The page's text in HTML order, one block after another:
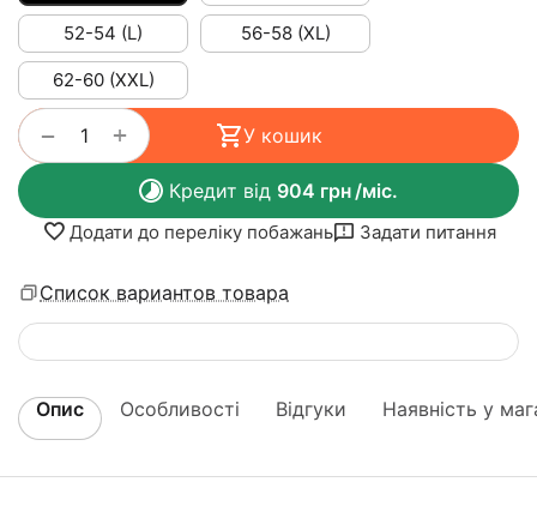
52-54 (L) 56-58 (XL)
62-60 (XXL)
+
− У кошик
Кредит від 904 грн/міс.
Додати до переліку побажань Задати питання
Список вариантов товара
Опис Особливості Відгуки Наявність у